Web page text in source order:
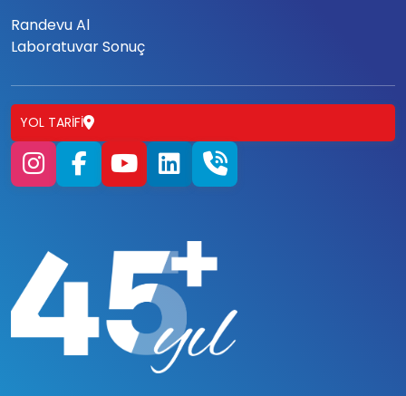
Randevu Al
Laboratuvar Sonuç
YOL TARIFI